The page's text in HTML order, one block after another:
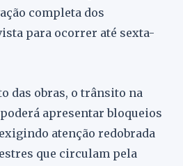
completa dos
para ocorrer até sexta-
das obras, o trânsito na
apresentar bloqueios
atenção redobrada
que circulam pela